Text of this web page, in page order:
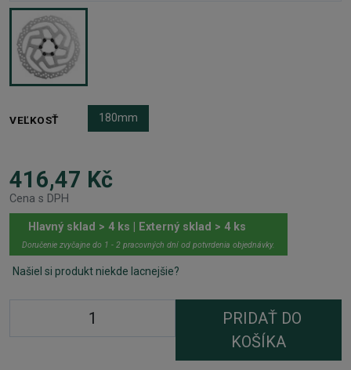
VEĽKOSŤ 180mm
416,47 Kč
Cena s DPH
Hlavný sklad > 4 ks | Externý sklad > 4 ks
Doručenie zvyčajne do 1 - 2 pracovných dní od potvrdenia objednávky.
Našiel si produkt niekde lacnejšie?
PRIDAŤ DO
KOŠÍKA